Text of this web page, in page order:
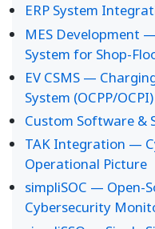
ERP System
MES Development
System for Shop-
EV CSMS —
System (OCPP/OCPI)
Custom Software &
TAK Integration —
Operational Picture
simpliSOC — Open-
Cybersecurity